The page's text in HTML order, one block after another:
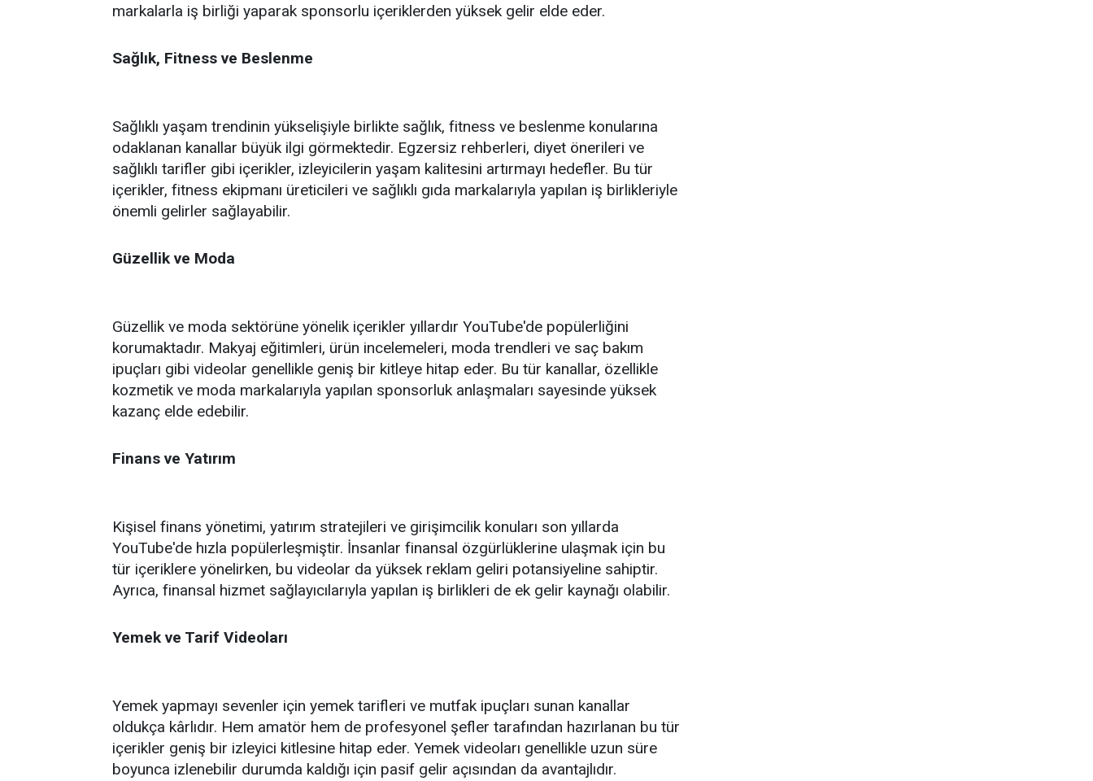
markalarla iş birliği yaparak sponsorlu içeriklerden yüksek gelir elde eder.
Sağlık, Fitness ve Beslenme
Sağlıklı yaşam trendinin yükselişiyle birlikte sağlık, fitness ve beslenme konularına
odaklanan kanallar büyük ilgi görmektedir. Egzersiz rehberleri, diyet önerileri ve
sağlıklı tarifler gibi içerikler, izleyicilerin yaşam kalitesini artırmayı hedefler. Bu tür
içerikler, fitness ekipmanı üreticileri ve sağlıklı gıda markalarıyla yapılan iş birlikleriyle
önemli gelirler sağlayabilir.
Güzellik ve Moda
Güzellik ve moda sektörüne yönelik içerikler yıllardır YouTube'de popülerliğini
korumaktadır. Makyaj eğitimleri, ürün incelemeleri, moda trendleri ve saç bakım
ipuçları gibi videolar genellikle geniş bir kitleye hitap eder. Bu tür kanallar, özellikle
kozmetik ve moda markalarıyla yapılan sponsorluk anlaşmaları sayesinde yüksek
kazanç elde edebilir.
Finans ve Yatırım
Kişisel finans yönetimi, yatırım stratejileri ve girişimcilik konuları son yıllarda
YouTube'de hızla popülerleşmiştir. İnsanlar finansal özgürlüklerine ulaşmak için bu
tür içeriklere yönelirken, bu videolar da yüksek reklam geliri potansiyeline sahiptir.
Ayrıca, finansal hizmet sağlayıcılarıyla yapılan iş birlikleri de ek gelir kaynağı olabilir.
Yemek ve Tarif Videoları
Yemek yapmayı sevenler için yemek tarifleri ve mutfak ipuçları sunan kanallar
oldukça kârlıdır. Hem amatör hem de profesyonel şefler tarafından hazırlanan bu tür
içerikler geniş bir izleyici kitlesine hitap eder. Yemek videoları genellikle uzun süre
boyunca izlenebilir durumda kaldığı için pasif gelir açısından da avantajlıdır.